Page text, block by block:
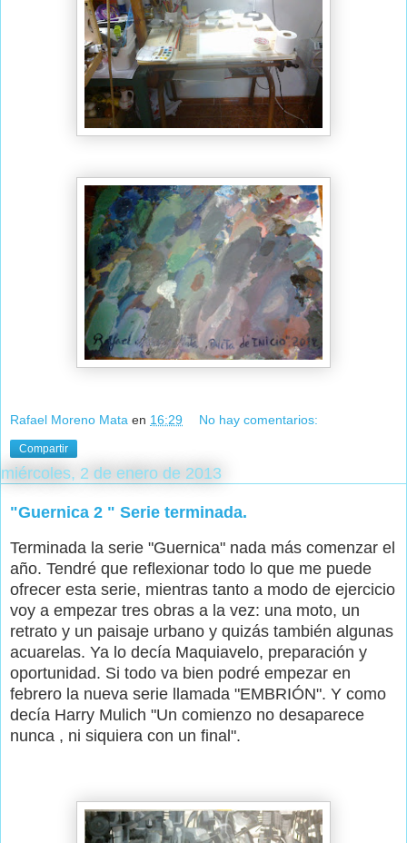
Rafael Moreno Mata en 16:29 No hay comentarios:
Compartir
miércoles, 2 de enero de 2013
"Guernica 2 " Serie terminada.
Terminada la serie "Guernica" nada más comenzar el
año. Tendré que reflexionar todo lo que me puede
ofrecer esta serie, mientras tanto a modo de ejercicio
voy a empezar tres obras a la vez: una moto, un
retrato y un paisaje urbano y quizás también algunas
acuarelas. Ya lo decía Maquiavelo, preparación y
oportunidad. Si todo va bien podré empezar en
febrero la nueva serie llamada "EMBRIÓN". Y como
decía Harry Mulich "Un comienzo no desaparece
nunca , ni siquiera con un final".